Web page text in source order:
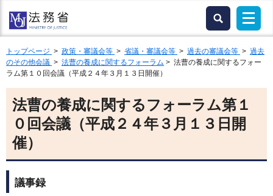
トップページ > 政策・審議会等 > 省議・審議会等 > 過去の審議会等 > 過去
のその他会議 > 法曹の養成に関するフォーラム > 法曹の養成に関するフォー
ラム第１０回会議（平成２４年３月１３日開催）
法曹の養成に関するフォーラム第１
０回会議（平成２４年３月１３日開
催）
議事録